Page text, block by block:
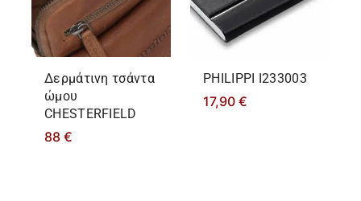
Δερμάτινη τσάντα
ώμου
CHESTERFIELD
88 €
PHILIPPΙ I233003
17,90 €